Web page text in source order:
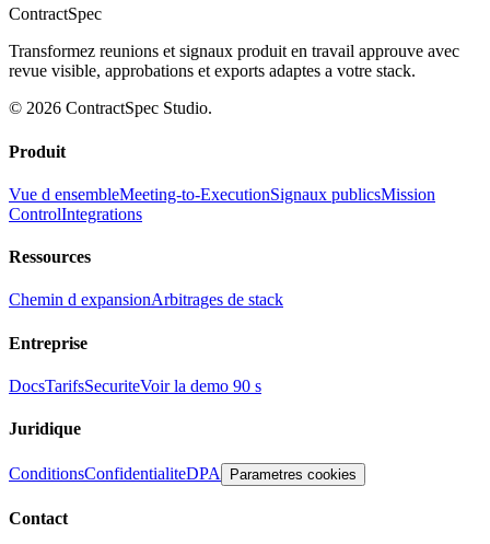
ContractSpec
Transformez reunions et signaux produit en travail approuve avec
revue visible, approbations et exports adaptes a votre stack.
© 2026 ContractSpec Studio.
Produit
Vue d ensembleMeeting-to-ExecutionSignaux publicsMission
ControlIntegrations
Ressources
Chemin d expansionArbitrages de stack
Entreprise
DocsTarifsSecuriteVoir la demo 90 s
Juridique
ConditionsConfidentialiteDPA Parametres cookies
Contact